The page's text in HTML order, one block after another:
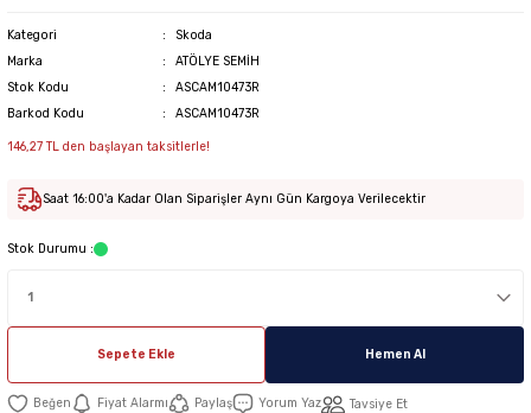
Kategori
Skoda
Marka
ATÖLYE SEMİH
Stok Kodu
ASCAM10473R
Barkod Kodu
ASCAM10473R
146,27 TL den başlayan taksitlerle!
Saat 16:00'a Kadar Olan Siparişler Aynı Gün Kargoya Verilecektir
Stok Durumu :
Sepete Ekle Hemen Al
Fiyat Alarmı Paylaş Yorum Yaz Tavsiye Et